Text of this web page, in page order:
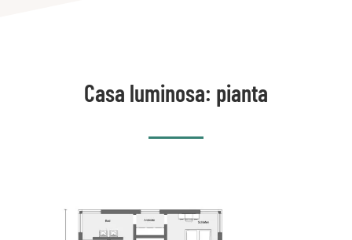
Casa luminosa: pianta